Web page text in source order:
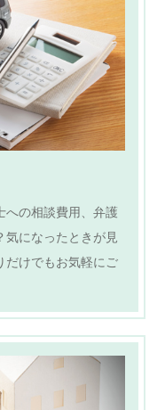
への相談費用、弁護
になったときが見
だけでもお気軽にご